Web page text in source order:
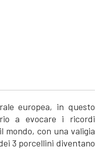
europea, in questo
a evocare i ricordi
mondo, con una valigia
3 porcellini diventano